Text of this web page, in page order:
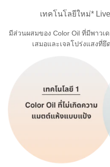
เทคโนโลยีใหม่*
มีส่วนผสมของ Color Oil ที่มีพาวเ
เสมอและเจลโปร่งแสงที่